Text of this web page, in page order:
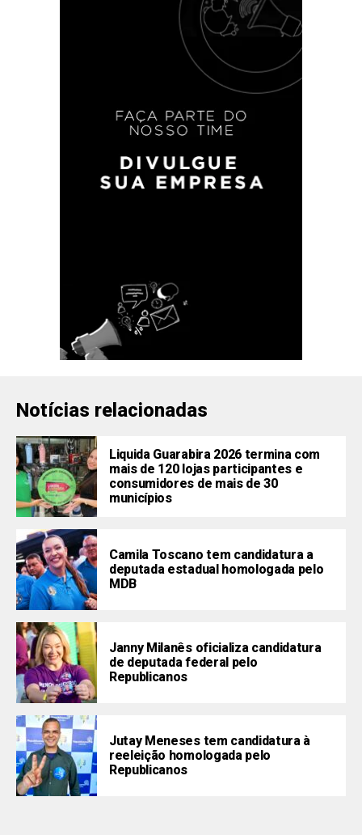
Notícias relacionadas
Liquida Guarabira 2026 termina com
mais de 120 lojas participantes e
consumidores de mais de 30
municípios
Camila Toscano tem candidatura a
deputada estadual homologada pelo
MDB
Janny Milanês oficializa candidatura
de deputada federal pelo
Republicanos
Jutay Meneses tem candidatura à
reeleição homologada pelo
Republicanos